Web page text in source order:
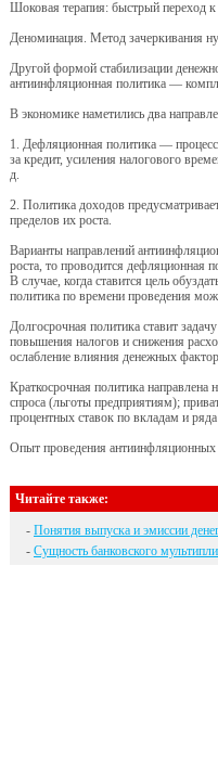
Шоковая терапия: быстрый переход
Деноминация. Метод зачеркивания
Другой формой стабилизации
антиинфляционная политика —
В экономике наметились два
1. Дефляционная политика —
за кредит, усиления налогового
д.
2. Политика доходов
пределов их роста.
Варианты направлений
роста, то проводится дефляционная
В случае, когда ставится цель
политика по времени проведения
Долгосрочная политика ставит
повышения налогов и снижения
ослабление влияния денежных
Краткосрочная политика
спроса (льготы предприятиям);
процентных ставок по вкладам и
Опыт проведения антиинфляционных
Читайте также:
- Понятия выпуска и эмиссии
- Сущность банковского